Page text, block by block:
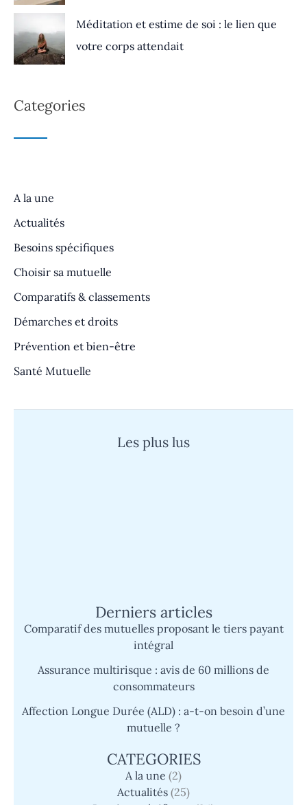
Méditation et estime de soi : le lien que
votre corps attendait
Categories
A la une
Actualités
Besoins spécifiques
Choisir sa mutuelle
Comparatifs & classements
Démarches et droits
Prévention et bien-être
Santé Mutuelle
Les plus lus
Derniers articles
Comparatif des mutuelles proposant le tiers payant
intégral
Assurance multirisque : avis de 60 millions de
consommateurs
Affection Longue Durée (ALD) : a-t-on besoin d’une
mutuelle ?
CATEGORIES
A la une (2)
Actualités (25)